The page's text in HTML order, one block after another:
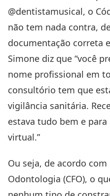
@dentistamusical, o
não tem nada contra,
documentação correta
Simone diz que “você
nome profissional em
consultório tem que
vigilância sanitária.
estava tudo bem e
virtual.”
Ou seja, de acordo
Odontologia (CFO), o